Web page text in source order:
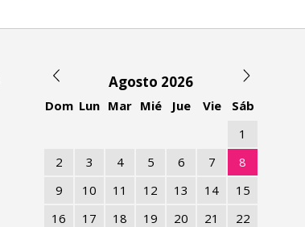
Agosto 2026
Dom Lun Mar Mié Jue Vie
Sáb
1
2
3 4 5 6 7
8
9
10 11 12 13 14
15
16
17 18 19 20 21
22